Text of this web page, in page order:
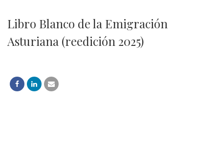
Libro Blanco de la Emigración
Asturiana (reedición 2025)